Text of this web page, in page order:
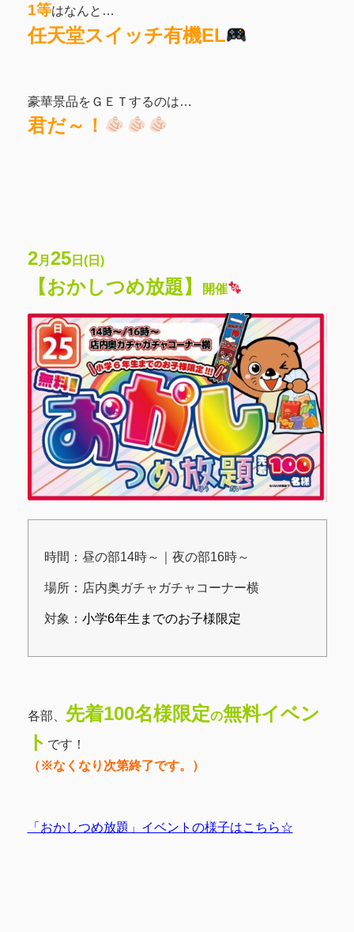
1等はなんと…
任天堂スイッチ有機EL
豪華景品をＧＥＴするのは…
君だ～！
2月 25日(日)
【おかしつめ放題】 開催
時間：昼の部14時～｜夜の部16時～
場所：店内奥ガチャガチャコーナー横
対象： 小学6年生までのお子様限定
各部、 先着100名様限定の無料イベン
ト です！
（※なくなり次第終了です。）
「おかしつめ放題」イベントの様子はこちら☆